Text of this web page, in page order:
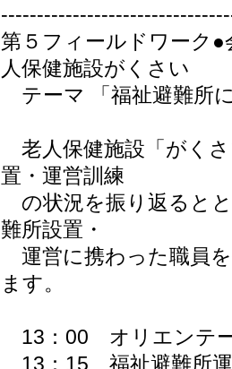
第５フィールドワーク
人保健施設がくさい
テーマ 「福祉避難所
老人保健施設「がく
置・運営訓練
の状況を振り返ると
難所設置・
運営に携わった職員
ます。
13：00 オリエンテ
13：15 福祉避難所